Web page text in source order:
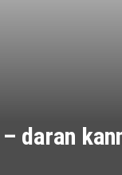
daran